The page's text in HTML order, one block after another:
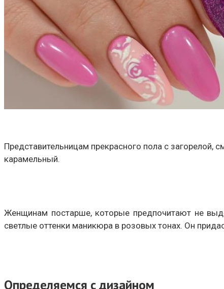
Представительницам прекрасного пола с
карамельный.
Женщинам постарше, которые предпочитают не
светлые оттенки маникюра в розовых тонах. Он
Определяемся с дизайном